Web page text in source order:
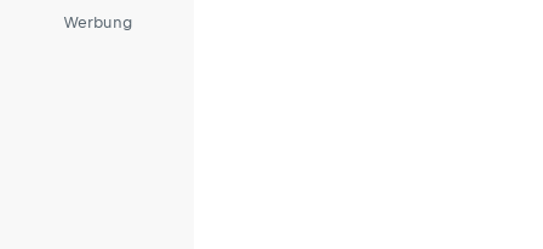
Werbung